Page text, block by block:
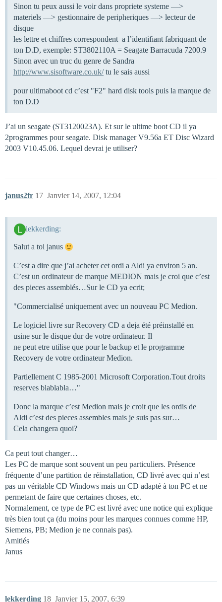
Sinon tu peux aussi le voir dans propriete systeme —>
materiels —> gestionnaire de peripheriques —> lecteur de
disque
les lettre et chiffres correspondent a l’identifiant fabriquant de
ton D.D, exemple: ST3802110A = Seagate Barracuda 7200.9
Sinon avec un truc du genre de Sandra
http://www.sisoftware.co.uk/tu le sais aussi
pour ultimaboot cd c’est "F2" hard disk tools puis la marque de
ton D.D
J’ai un seagate (ST3120023A). Et sur le ultime boot CD il ya
2programmes pour seagate. Disk manager V9.56a ET Disc Wizard
2003 V10.45.06. Lequel devrai je utiliser?
janus2fr Janvier 14, 2007, 12:04
17
lekkerding:
Salut a toi janus
C’est a dire que j’ai acheter cet ordi a Aldi ya environ 5 an.
C’est un ordinateur de marque MEDION mais je croi que c’est
des pieces assemblés…Sur le CD ya ecrit;
"Commercialisé uniquement avec un nouveau PC Medion.
Le logiciel livre sur Recovery CD a deja été préinstallé en
usine sur le disque dur de votre ordinateur. Il
ne peut etre utilise que pour le backup et le programme
Recovery de votre ordinateur Medion.
Partiellement C 1985-2001 Microsoft Corporation.Tout droits
reserves blablabla…"
Donc la marque c’est Medion mais je croit que les ordis de
Aldi c’est des pieces assembles mais je suis pas sur…
Cela changera quoi?
Ca peut tout changer…
Les PC de marque sont souvent un peu particuliers. Présence
fréquente d’une partition de réinstallation, CD livré avec qui n’est
pas un véritable CD Windows mais un CD adapté à ton PC et ne
permetant de faire que certaines choses, etc.
Normalement, ce type de PC est livré avec une notice qui explique
très bien tout ça (du moins pour les marques connues comme HP,
Siemens, PB; Medion je ne connais pas).
Amitiés
Janus
lekkerding Janvier 15, 2007, 6:39
18